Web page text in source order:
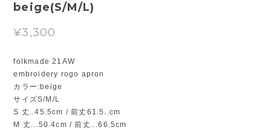
beige(S/M/L)
¥3,300
folkmade 21AW
embroidery rogo apron
カラー:beige
サイズS/M/L
S 丈..45.5cm / 前丈61.5..cm
M 丈...50.4cm / 前丈...66.5cm